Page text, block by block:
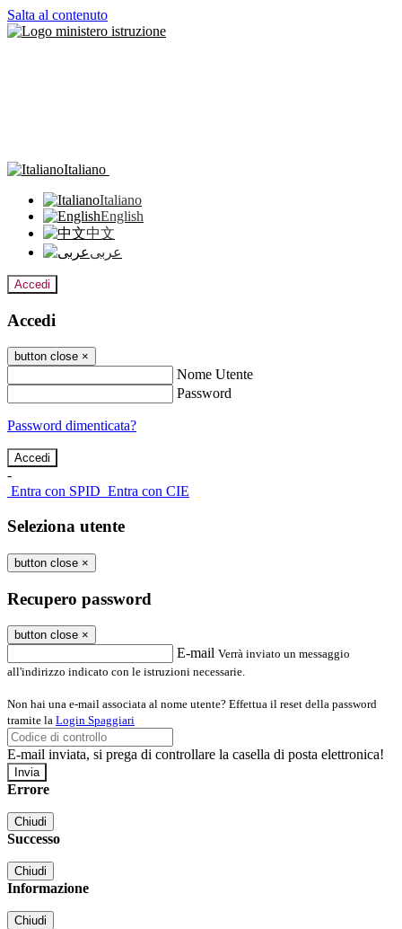
Salta al contenuto
Italiano
Italiano
English
中文
عربى
Accedi
Accedi
button close ×
Nome Utente
Password
Password dimenticata?
-
Entra con SPID Entra con CIE
Seleziona utente
button close ×
Recupero password
button close ×
E-mail Verrà inviato un messaggio
all'indirizzo indicato con le istruzioni necessarie.
Non hai una e-mail associata al nome utente? Effettua il reset della password
tramite la Login Spaggiari
E-mail inviata, si prega di controllare la casella di posta elettronica!
Errore
Chiudi
Successo
Chiudi
Informazione
Chiudi